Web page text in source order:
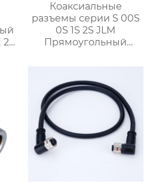
2E
Коаксиальные
разъемы серии S 00S
0S 1S 2S JLM
Прямоугольный